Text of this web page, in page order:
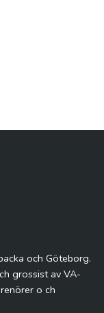
och Göteborg.
grossist av VA-
o ch